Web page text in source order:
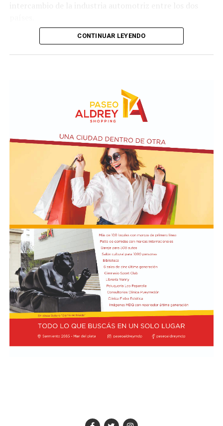
Los mandatarios y las delegaciones. Presidencia de
Además, la representación argentina avanzó en la firma
de cuatro convenios: Acuerdo de Servicios Aéreos, para
potenciar la conectividad y el turismo; tratado de
Extradición, destinado a consolidar la cooperación en
materia de justicia; acuerdo de Cooperación para el Uso
Pacífico de la Energía Nuclear; y la declaración
Conjunta sobre Pesca Ilegal, No Declarada y No
Reglamentada (INDNR), enfocada en la protección y
soberanía de los recursos marinos, informó NA.
El canciller argentino Pablo Quirno y el ministro de
Defensa Nacional de Ecuador, Gian Carlo Loffredo,
CONTINUAR LEYENDO